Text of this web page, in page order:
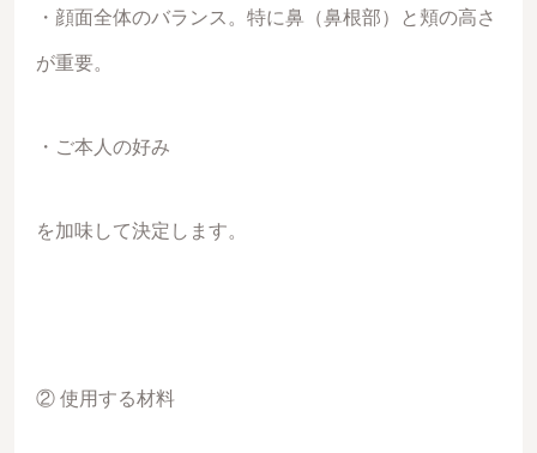
・顔面全体のバランス。特に鼻（鼻根部）と頬の高さ
が重要。
・ご本人の好み
を加味して決定します。
② 使用する材料